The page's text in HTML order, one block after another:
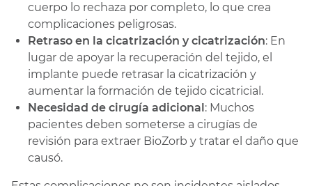
cuerpo lo rechaza por completo, lo que crea
complicaciones peligrosas.
Retraso en la cicatrización y cicatrización: En
lugar de apoyar la recuperación del tejido, el
implante puede retrasar la cicatrización y
aumentar la formación de tejido cicatricial.
Necesidad de cirugía adicional: Muchos
pacientes deben someterse a cirugías de
revisión para extraer BioZorb y tratar el daño que
causó.